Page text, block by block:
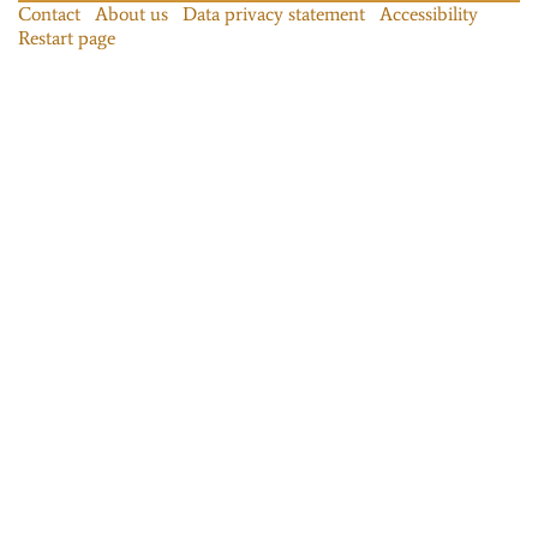
Contact About us Data privacy statement
Accessibility
Restart page